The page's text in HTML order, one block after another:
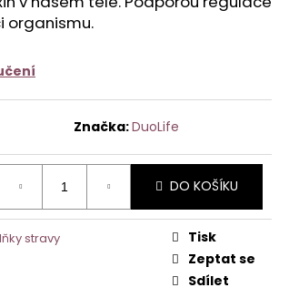
organismu.
Značka:DuoLife
DO KOŠÍKU
stravy
Tisk
Zeptat se
Sdílet